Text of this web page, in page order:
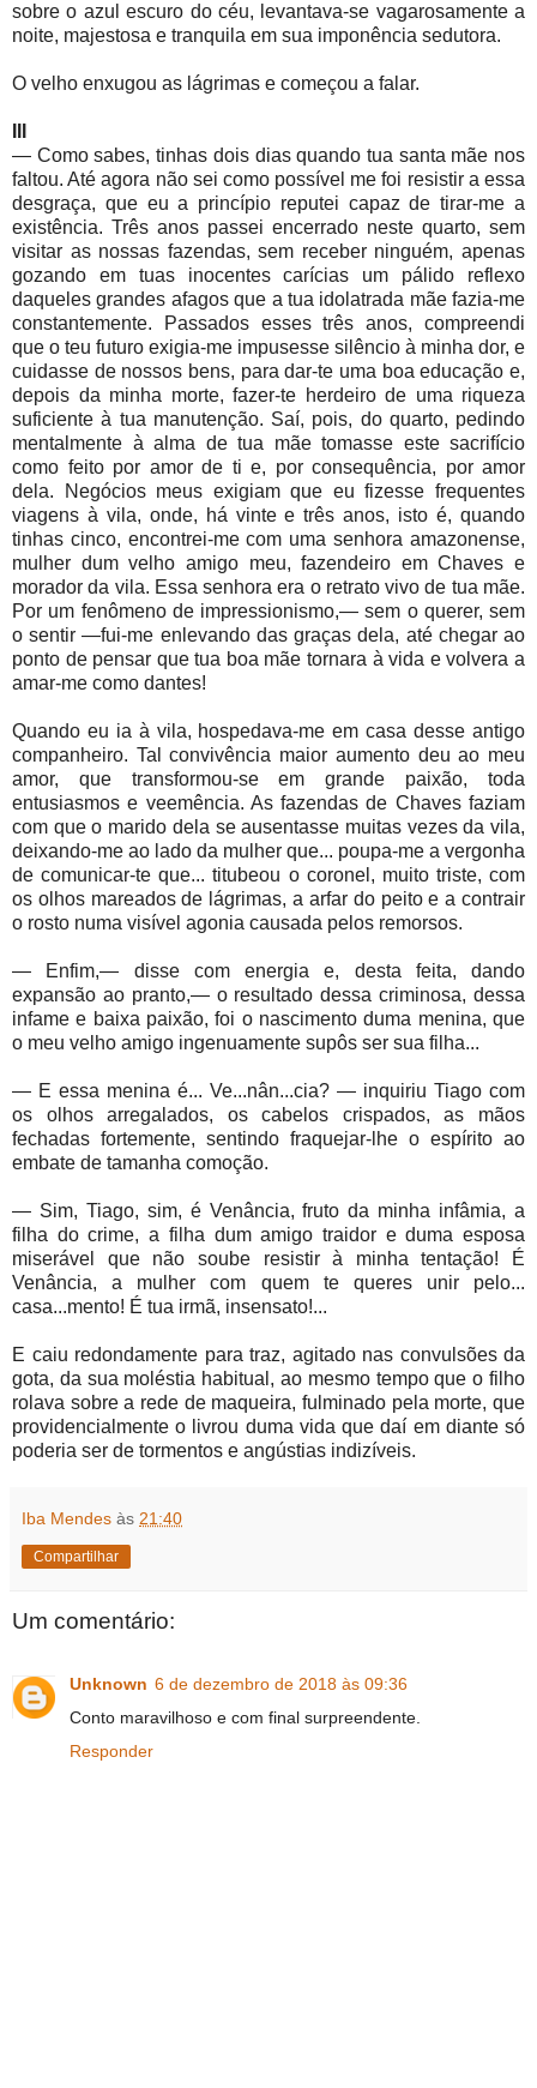
sobre o azul escuro do céu, levantava-se vagarosamente a
noite, majestosa e tranquila em sua imponência sedutora.
O velho enxugou as lágrimas e começou a falar.
— Como sabes, tinhas dois dias quando tua santa mãe nos
faltou. Até agora não sei como possível me foi resistir a essa
desgraça, que eu a princípio reputei capaz de tirar-me a
existência. Três anos passei encerrado neste quarto, sem
visitar as nossas fazendas, sem receber ninguém, apenas
gozando em tuas inocentes carícias um pálido reflexo
daqueles grandes afagos que a tua idolatrada mãe fazia-me
constantemente. Passados esses três anos, compreendi
que o teu futuro exigia-me impusesse silêncio à minha dor, e
cuidasse de nossos bens, para dar-te uma boa educação e,
depois da minha morte, fazer-te herdeiro de uma riqueza
suficiente à tua manutenção. Saí, pois, do quarto, pedindo
mentalmente à alma de tua mãe tomasse este sacrifício
como feito por amor de ti e, por consequência, por amor
dela. Negócios meus exigiam que eu fizesse frequentes
viagens à vila, onde, há vinte e três anos, isto é, quando
tinhas cinco, encontrei-me com uma senhora amazonense,
mulher dum velho amigo meu, fazendeiro em Chaves e
morador da vila. Essa senhora era o retrato vivo de tua mãe.
Por um fenômeno de impressionismo,— sem o querer, sem
o sentir —fui-me enlevando das graças dela, até chegar ao
ponto de pensar que tua boa mãe tornara à vida e volvera a
amar-me como dantes!
Quando eu ia à vila, hospedava-me em casa desse antigo
companheiro. Tal convivência maior aumento deu ao meu
amor, que transformou-se em grande paixão, toda
entusiasmos e veemência. As fazendas de Chaves faziam
com que o marido dela se ausentasse muitas vezes da vila,
deixando-me ao lado da mulher que... poupa-me a vergonha
de comunicar-te que... titubeou o coronel, muito triste, com
os olhos mareados de lágrimas, a arfar do peito e a contrair
o rosto numa visível agonia causada pelos remorsos.
— Enfim,— disse com energia e, desta feita, dando
expansão ao pranto,— o resultado dessa criminosa, dessa
infame e baixa paixão, foi o nascimento duma menina, que
o meu velho amigo ingenuamente supôs ser sua filha...
— E essa menina é... Ve...nân...cia? — inquiriu Tiago com
os olhos arregalados, os cabelos crispados, as mãos
fechadas fortemente, sentindo fraquejar-lhe o espírito ao
embate de tamanha comoção.
— Sim, Tiago, sim, é Venância, fruto da minha infâmia, a
filha do crime, a filha dum amigo traidor e duma esposa
miserável que não soube resistir à minha tentação! É
Venância, a mulher com quem te queres unir pelo...
casa...mento! É tua irmã, insensato!...
E caiu redondamente para traz, agitado nas convulsões da
gota, da sua moléstia habitual, ao mesmo tempo que o filho
rolava sobre a rede de maqueira, fulminado pela morte, que
providencialmente o livrou duma vida que daí em diante só
poderia ser de tormentos e angústias indizíveis.
Iba Mendes às 21:40
Compartilhar
Um comentário:
Unknown 6 de dezembro de 2018 às 09:36
Conto maravilhoso e com final surpreendente.
Responder